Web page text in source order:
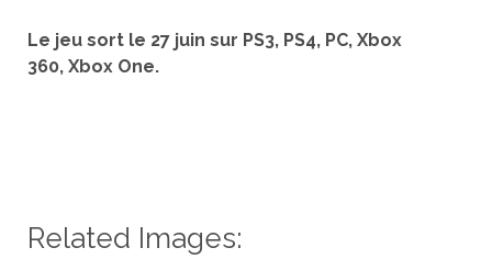
Le jeu sort le 27 juin sur PS3, PS4, PC, Xbox
360, Xbox One.
Related Images: